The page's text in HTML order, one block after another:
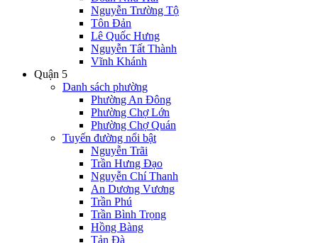
Nguyễn Trường Tộ
Tôn Đản
Lê Quốc Hưng
Nguyễn Tất Thành
Vĩnh Khánh
Quận 5
Danh sách phường
Phường An Đông
Phường Chợ Lớn
Phường Chợ Quán
Tuyến đường nổi bật
Nguyễn Trãi
Trần Hưng Đạo
Nguyễn Chí Thanh
An Dương Vương
Trần Phú
Trần Bình Trọng
Hồng Bàng
Tản Đà